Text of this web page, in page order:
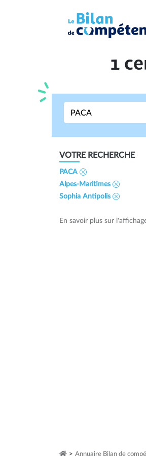
1
VOTRE RECHERCHE
PACA
Alpes-Maritimes
Sophia Antipolis
En savoir plus sur
> Annuaire Bilan de